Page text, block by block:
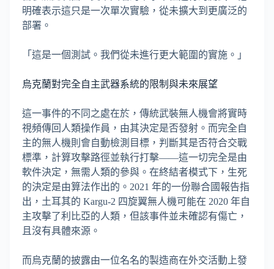
明確表示這只是一次單次實驗，從未擴大到更廣泛的
部署。
「這是一個測試。我們從未進行更大範圍的實施。」
烏克蘭對完全自主武器系統的限制與未來展望
這一事件的不同之處在於，傳統武裝無人機會將實時
視頻傳回人類操作員，由其決定是否發射。而完全自
主的無人機則會自動檢測目標，判斷其是否符合交戰
標準，計算攻擊路徑並執行打擊——這一切完全是由
軟件決定，無需人類的參與。在終結者模式下，生死
的決定是由算法作出的。2021 年的一份聯合國報告指
出，土耳其的 Kargu-2 四旋翼無人機可能在 2020 年自
主攻擊了利比亞的人類，但該事件並未確認有傷亡，
且沒有具體來源。
而烏克蘭的披露由一位名名的製造商在外交活動上發